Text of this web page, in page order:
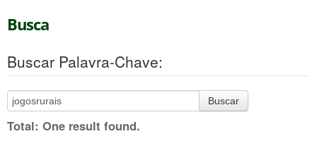
Busca
Buscar Palavra-Chave:
Buscar
Total: One result found.